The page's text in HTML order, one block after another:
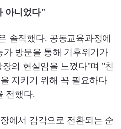
아니었다"
솔직했다. 공동교육과정에
가 방문을 통해 기후위기가
의 현실임을 느꼈다"며 "친
지키기 위해 꼭 필요하다
전했다.
에서 감각으로 전환되는 순